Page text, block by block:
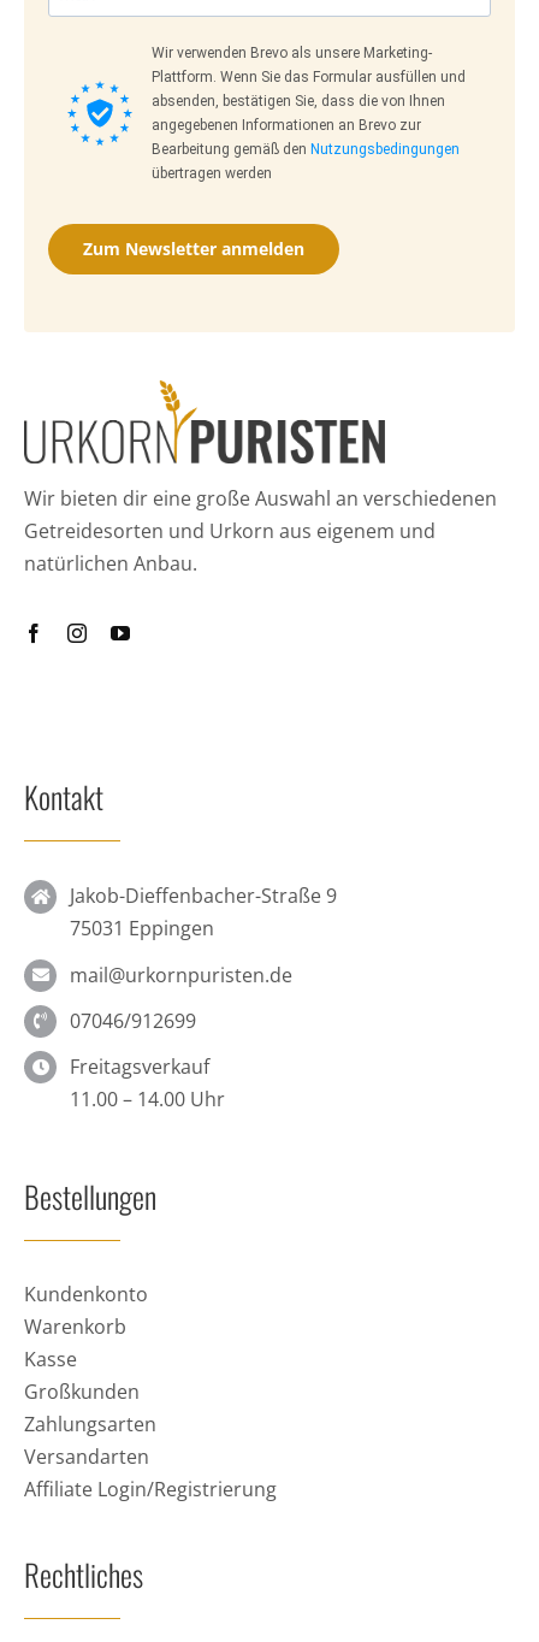
Wir verwenden Brevo als unsere Marketing-
Plattform. Wenn Sie das Formular ausfüllen und
absenden, bestätigen Sie, dass die von Ihnen
angegebenen Informationen an Brevo zur
Bearbeitung gemäß den Nutzungsbedingungen
übertragen werden
Zum Newsletter anmelden
Wir bieten dir eine große Auswahl an verschiedenen
Getreidesorten und Urkorn aus eigenem und
natürlichen Anbau.
Kontakt
Jakob-Dieffenbacher-Straße 9
75031 Eppingen
mail@urkornpuristen.de
07046/912699
Freitagsverkauf
11.00 – 14.00 Uhr
Bestellungen
Kundenkonto
Warenkorb
Kasse
Großkunden
Zahlungsarten
Versandarten
Affiliate Login/Registrierung
Rechtliches